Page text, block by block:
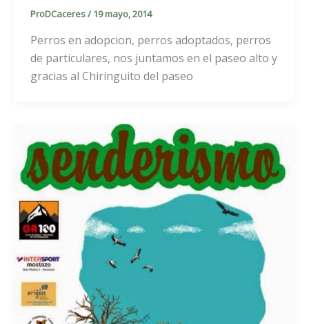
ProDCaceres/ 19 mayo, 2014
Perros en adopcion, perros adoptados, perros
de particulares, nos juntamos en el paseo alto y
gracias al Chiringuito del paseo